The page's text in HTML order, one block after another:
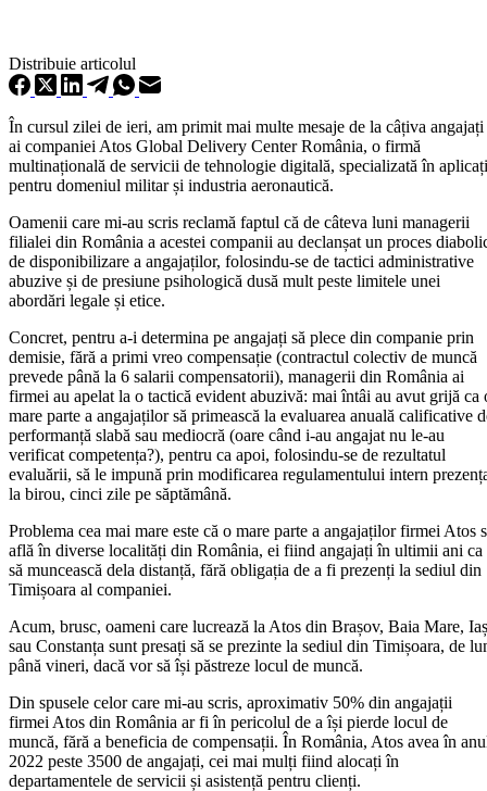
Distribuie articolul
În cursul zilei de ieri, am primit mai multe mesaje de la câțiva angajați
ai companiei Atos Global Delivery Center România, o firmă
multinațională de servicii de tehnologie digitală, specializată în
pentru domeniul militar și industria aeronautică.
Oamenii care mi-au scris reclamă faptul că de câteva luni managerii
filialei din România a acestei companii au declanșat un proces
de disponibilizare a angajaților, folosindu-se de tactici administrative
abuzive și de presiune psihologică dusă mult peste limitele unei
abordări legale și etice.
Concret, pentru a-i determina pe angajați să plece din companie prin
demisie, fără a primi vreo compensație (contractul colectiv de muncă
prevede până la 6 salarii compensatorii), managerii din România ai
firmei au apelat la o tactică evident abuzivă: mai întâi au avut grijă ca
mare parte a angajaților să primească la evaluarea anuală calificative
performanță slabă sau mediocră (oare când i-au angajat nu le-au
verificat competența?), pentru ca apoi, folosindu-se de rezultatul
evaluării, să le impună prin modificarea regulamentului intern
la birou, cinci zile pe săptămână.
Problema cea mai mare este că o mare parte a angajaților firmei Atos
află în diverse localități din România, ei fiind angajați în ultimii ani ca
să muncească dela distanță, fără obligația de a fi prezenți la sediul din
Timișoara al companiei.
Acum, brusc, oameni care lucrează la Atos din Brașov, Baia Mare,
sau Constanța sunt presați să se prezinte la sediul din Timișoara, de
până vineri, dacă vor să își păstreze locul de muncă.
Din spusele celor care mi-au scris, aproximativ 50% din angajații
firmei Atos din România ar fi în pericolul de a își pierde locul de
muncă, fără a beneficia de compensații. În România, Atos avea în
2022 peste 3500 de angajați, cei mai mulți fiind alocați în
departamentele de servicii și asistență pentru clienți.